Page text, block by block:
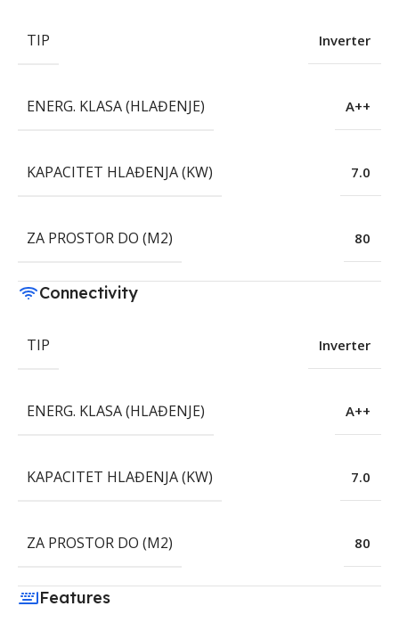
TIP Inverter
ENERG. KLASA (HLAĐENJE) A++
KAPACITET HLAĐENJA (KW) 7.0
ZA PROSTOR DO (M2) 80
Connectivity
TIP Inverter
ENERG. KLASA (HLAĐENJE) A++
KAPACITET HLAĐENJA (KW) 7.0
ZA PROSTOR DO (M2) 80
Features